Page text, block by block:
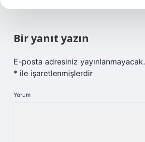
Bir yanıt yazın
E-posta adresiniz yayınlanmayacak.
* ile işaretlenmişlerdir
Yorum